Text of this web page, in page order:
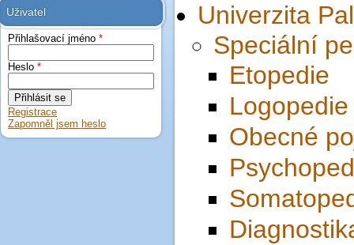
Uživatel
Přihlašovací jméno *
Heslo *
Registrace
Zapomněl jsem heslo
Univerzita
Speciální
Etopedie
Logopedie
Obecné